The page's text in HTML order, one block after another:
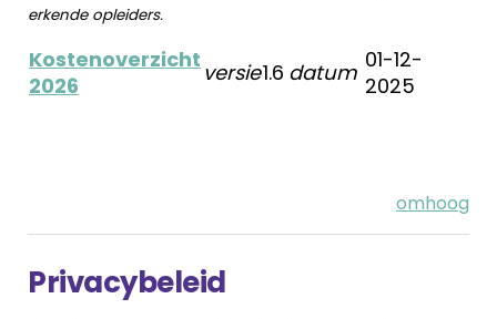
erkende opleiders.
Kostenoverzicht
2026
versie1.6 datum 01-12-
2025
omhoog
Privacybeleid